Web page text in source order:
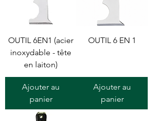
OUTIL 6EN1 (acier
inoxydable - tête
en laiton)
Ajouter au
panier
OUTIL 6 EN 1
Ajouter au
panier